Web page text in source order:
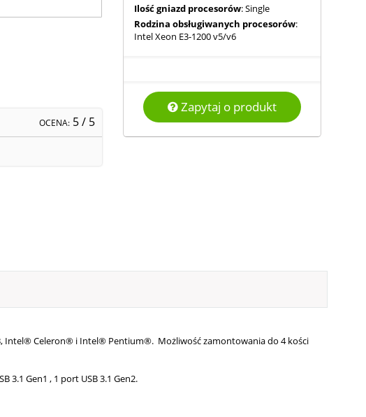
OCENA: 5/ 5
Ilość gniazd procesorów: Single
Rodzina obsługiwanych procesorów:
Intel Xeon E3-1200 v5/v6
Zapytaj o produkt
Intel® Celeron® i Intel® Pentium®. Możliwość zamontowania do 4 kości
3.1 Gen1 , 1 port USB 3.1 Gen2.